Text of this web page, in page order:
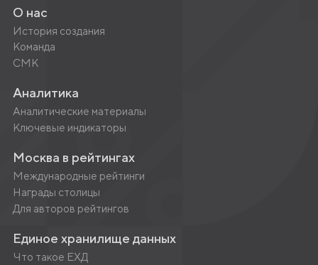
О нас
История создания
Команда
СМК
Аналитика
Аналитические материалы
Ключевые индикаторы
Москва в рейтингах
Международные рейтинги
Награды столицы
Для авторов рейтингов
Единое хранилище данных
Что такое ЕХД